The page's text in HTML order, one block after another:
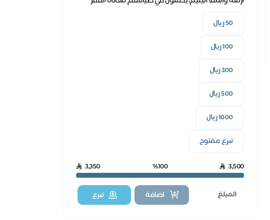
50 ريال
100 ريال
300 ريال
500 ريال
1000 ريال
تبرع مفتوح
3,500
%100
3,350
اضافة تبرع